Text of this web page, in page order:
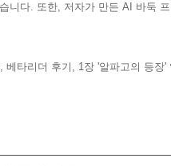
니다. 또한, 저자가 만든 AI 바둑
베타리더 후기, 1장 '알파고의 등장